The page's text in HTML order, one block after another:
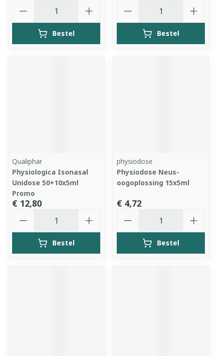
Bestel Bestel
Qualiphar
Physiologica Isonasal
Unidose 50+10x5ml
Promo
€ 12,80
Bestel
physiodose
Physiodose Neus-
oogoplossing 15x5ml
€ 4,72
Bestel